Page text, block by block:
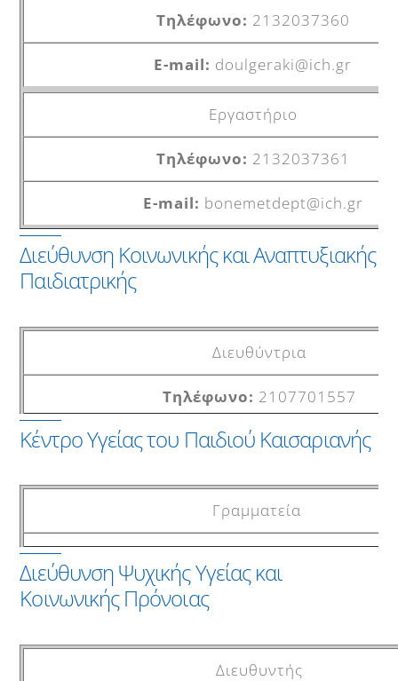
2132037360
doulgeraki@ich.gr
Εργαστήριο
2132037361
bonemetdept@ich.gr
Διεύθυνση Κοινωνικής και Αναπτυξιακής
Παιδιατρικής
Διευθύντρια
2107701557
axekalaki@ich.gr
Γραμματεία
210-7701557
grammateia-ddsp@ich.gr
Κέντρο Υγείας του Παιδιού Καισαριανής
Γραμματεία
FAX
Διεύθυνση Ψυχικής Υγείας και
Κοινωνικής Πρόνοιας
Διευθυντής